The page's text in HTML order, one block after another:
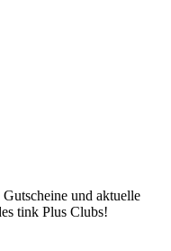
und aktuelle
tink Plus Clubs!